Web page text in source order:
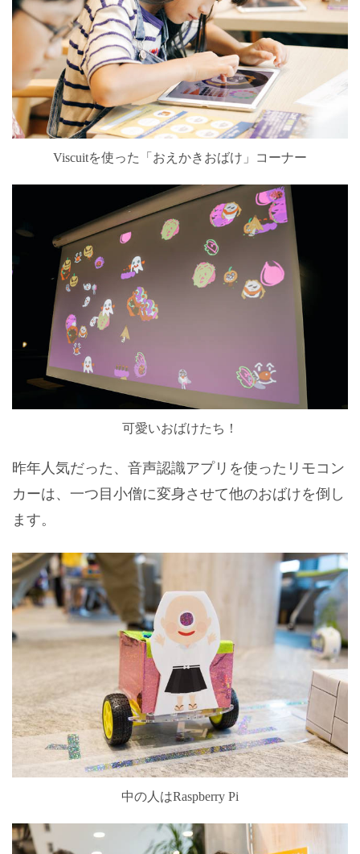
Viscuitを使った「おえかきおばけ」コーナー
可愛いおばけたち！
昨年人気だった、音声認識アプリを使ったリモコン
カーは、一つ目小僧に変身させて他のおばけを倒し
ます。
中の人はRaspberry Pi